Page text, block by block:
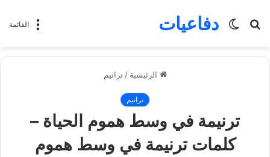
القائمة دفاعيات
بحث
الوضع
الرئيسية / ترانيم
ترانيم
ترنيمة في وسط هموم الحياة –
كلمات ترنيمة في وسط هموم